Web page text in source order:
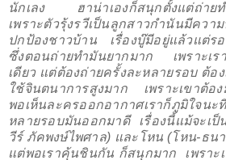
นักเลง
ฮาน่าเองก็สนุกตั้งแต่ถ่าย
เพราะตัวรุ้งรวีเป็นลูกสาวกำนันมีคว
ปกป้องชาวบ้าน
เรื่องบู๊มีอยู่แล้วแต่
ซึ่งตอนถ่ายทำมันยากมาก
เพราะเ
เดียว แต่ต้องถ่ายครั้งละหลายรอบ ต้อ
ใช้จินตนาการสูงมาก
เพราะเขาต้อ
พอเห็นละครออกอากาศเราก็ภูมิใจนะ
หลายรอบมันออกมาดี
เรื่องนี้แม้จะเ
วีร์ ภัคพงษ์ไพศาล) และโหน (โหน-ธน
แต่พอเราคุ้นชินกัน ก็สนุกมาก
เพราะ